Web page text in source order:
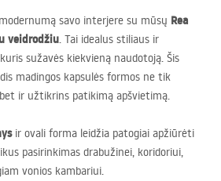
savo interjere su mūsų Rea
veidrodžiu. Tai idealus stiliaus ir
sužavės kiekvieną naudotoją. Šis
madingos kapsulės formos ne tik
ir užtikrins patikimą apšvietimą.
ir ovali forma leidžia patogiai apžiūrėti
pasirinkimas drabužinei, koridoriui,
vonios kambariui.